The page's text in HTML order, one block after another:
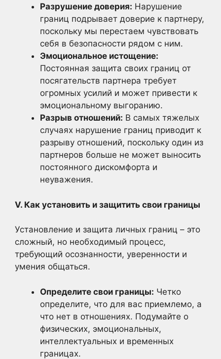
Разрушение доверия: Нарушение
границ подрывает доверие к партнеру,
поскольку мы перестаем чувствовать
себя в безопасности рядом с ним.
Эмоциональное истощение:
Постоянная защита своих границ от
посягательств партнера требует
огромных усилий и может привести к
эмоциональному выгоранию.
Разрыв отношений: В самых тяжелых
случаях нарушение границ приводит к
разрыву отношений, поскольку один из
партнеров больше не может выносить
постоянного дискомфорта и
неуважения.
V. Как установить и защитить свои границы
Установление и защита личных границ – это
сложный, но необходимый процесс,
требующий осознанности, уверенности и
умения общаться.
Определите свои границы: Четко
определите, что для вас приемлемо, а
что нет в отношениях. Подумайте о
физических, эмоциональных,
интеллектуальных и временных
границах.